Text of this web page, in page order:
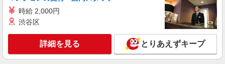
正社員
COCO DEAL（ココディール） イオンレイクタウン店
未経験歓迎のアパレル販売スタッフ
未経験：月給243,800円〜400,000円 経験者
時給 2,000円
渋谷区
詳細を見る とりあえずキープ